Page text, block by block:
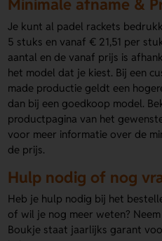
Minimale afname &
Je kunt al padel rackets
5 stuks en vanaf € 21,51 per
aantal en de vanaf prijs is
het model dat je kiest. Bij een
made productie geldt een
dan bij een goedkoop model.
productpagina van het
voor meer informatie over de
de prijs.
Hulp nodig of nog
Heb je hulp nodig bij het
of wil je nog meer weten?
Boukje staat jaarlijks garant